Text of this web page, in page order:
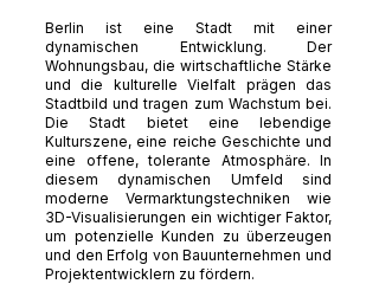
Berlin ist eine Stadt mit einer
dynamischen Entwicklung. Der
Wohnungsbau, die wirtschaftliche Stärke
und die kulturelle Vielfalt prägen das
Stadtbild und tragen zum Wachstum bei.
Die Stadt bietet eine lebendige
Kulturszene, eine reiche Geschichte und
eine offene, tolerante Atmosphäre. In
diesem dynamischen Umfeld sind
moderne Vermarktungstechniken wie
3D-Visualisierungen ein wichtiger Faktor,
um potenzielle Kunden zu überzeugen
und den Erfolg von Bauunternehmen und
Projektentwicklern zu fördern.